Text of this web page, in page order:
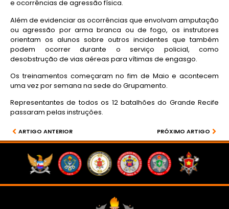
e ocorrências de agressão física.
Além de evidenciar as ocorrências que envolvam amputação
ou agressão por arma branca ou de fogo, os instrutores
orientam os alunos sobre outros incidentes que também
podem ocorrer durante o serviço policial, como
desobstrução de vias aéreas para vítimas de engasgo.
Os treinamentos começaram no fim de Maio e acontecem
uma vez por semana na sede do Grupamento.
Representantes de todos os 12 batalhões do Grande Recife
passaram pelas instruções.
ARTIGO ANTERIOR PRÓXIMO ARTIGO